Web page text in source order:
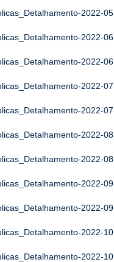
2022-05
2022-06
2022-06
2022-07
2022-07
2022-08
2022-08
2022-09
2022-09
2022-10
2022-10